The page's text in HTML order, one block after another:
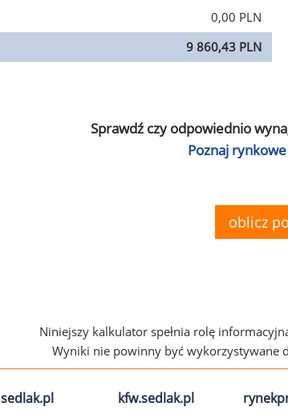
0,00 PLN
9 860,43 PLN
Sprawdź czy odpowiednio
Poznaj rynkowe
oblicz
Niniejszy kalkulator spełnia rolę
Wyniki nie powinny być wykorzystywane
sedlak.pl kfw.sedlak.pl